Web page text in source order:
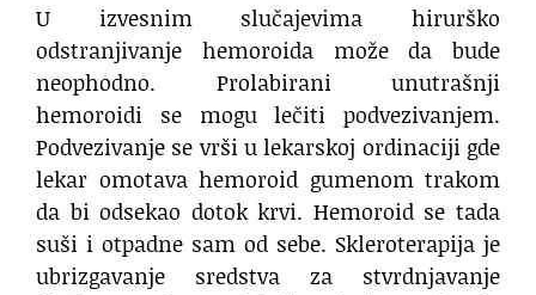
U izvesnim slučajevima hirurško
odstranjivanje hemoroida može da bude
neophodno. Prolabirani unutrašnji
hemoroidi se mogu lečiti podvezivanjem.
Podvezivanje se vrši u lekarskoj ordinaciji gde
lekar omotava hemoroid gumenom trakom
da bi odsekao dotok krvi. Hemoroid se tada
suši i otpadne sam od sebe. Skleroterapija je
ubrizgavanje sredstva za stvrdnjavanje